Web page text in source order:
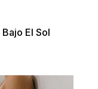
El Sol